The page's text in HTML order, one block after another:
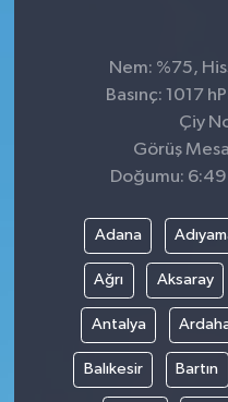
Nem: %75,
Basınç: 1017
Çiy
Görüş
Doğumu:
Adana
Ağrı Aksaray
Antalya
Balıkesir Bartın